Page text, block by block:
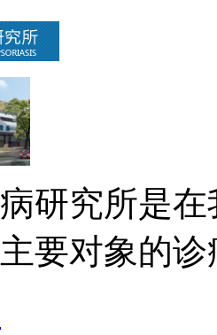
研究所是
要对象的